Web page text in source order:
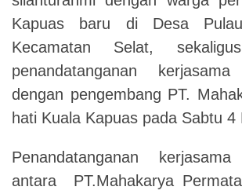
Kapuas baru di Desa
Kecamatan Selat,
penandatanganan
dengan pengembang PT.
hati Kuala Kapuas pada Sabtu 4
Penandatanganan
antara PT.Mahakarya